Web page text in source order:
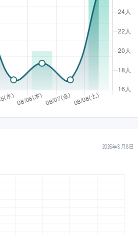
2026年8月8日